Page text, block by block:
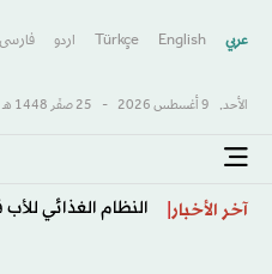
عربي English
Türkçe اردو فارسى
الأحد, 9 أغسطس 2026 - 25 صفَر 1448 هـ
آخر الأخبار النظام الغذائي